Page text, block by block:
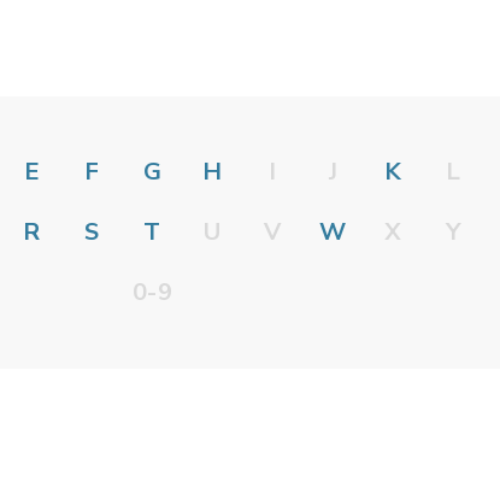
E F G H I J K
L
R S T U V W X
Y
0-9